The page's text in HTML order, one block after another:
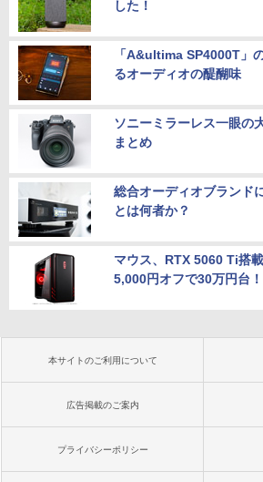
した！
「A&ultima SP4000T」
るオーディオの醍醐味
ソニーミラーレス一眼の
まとめ
総合オーディオブランド
とは何者か？
マウス、RTX 5060 Ti搭
5,000円オフで30万円台！
本サイトのご利用について
広告掲載のご案内
プライバシーポリシー